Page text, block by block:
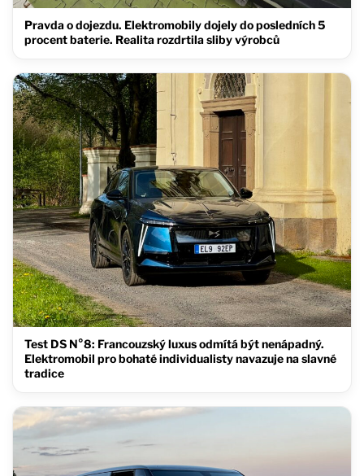
Pravda o dojezdu. Elektromobily dojely do posledních 5
procent baterie. Realita rozdrtila sliby výrobců
Test DS N°8: Francouzský luxus odmítá být nenápadný.
Elektromobil pro bohaté individualisty navazuje na slavné
tradice